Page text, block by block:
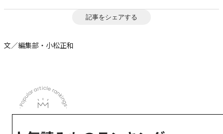
記事をシェアする
文／編集部・小松正和